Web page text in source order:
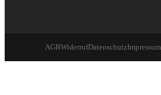
AGBWiderrufDatenschutzImpressum